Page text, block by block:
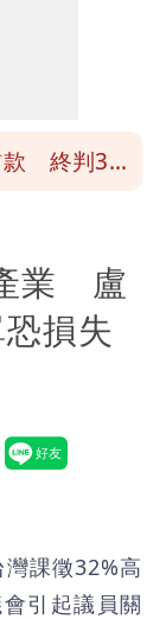
黨
款 終判3年
文：政府
業 盧
損失
灣課徵32%高
引起議員關